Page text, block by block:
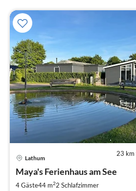
23 km
Lathum
Maya's Ferienhaus am See
4 Gäste44 m22 Schlafzimmer